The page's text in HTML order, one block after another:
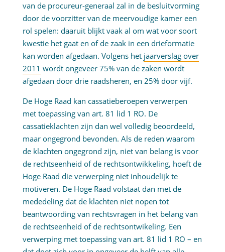
van de procureur-generaal zal in de besluitvorming
door de voorzitter van de meervoudige kamer een
rol spelen: daaruit blijkt vaak al om wat voor soort
kwestie het gaat en of de zaak in een drieformatie
kan worden afgedaan. Volgens het jaarverslag over
2011 wordt ongeveer 75% van de zaken wordt
afgedaan door drie raadsheren, en 25% door vijf.
De Hoge Raad kan cassatieberoepen verwerpen
met toepassing van art. 81 lid 1 RO. De
cassatieklachten zijn dan wel volledig beoordeeld,
maar ongegrond bevonden. Als de reden waarom
de klachten ongegrond zijn, niet van belang is voor
de rechtseenheid of de rechtsontwikkeling, hoeft de
Hoge Raad die verwerping niet inhoudelijk te
motiveren. De Hoge Raad volstaat dan met de
mededeling dat de klachten niet nopen tot
beantwoording van rechtsvragen in het belang van
de rechtseenheid of de rechtsontwikeling. Een
verwerping met toepassing van art. 81 lid 1 RO – en